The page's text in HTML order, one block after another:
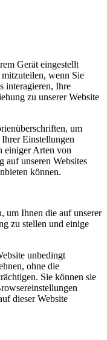
Gerät eingestellt
wenn Sie
interagieren, Ihre
zu unserer Website
um
Einstellungen
einiger Arten von
unseren Websites
können.
um Ihnen die auf unserer
zu stellen und einige
unbedingt
ohne die
Sie können sie
dieser Website